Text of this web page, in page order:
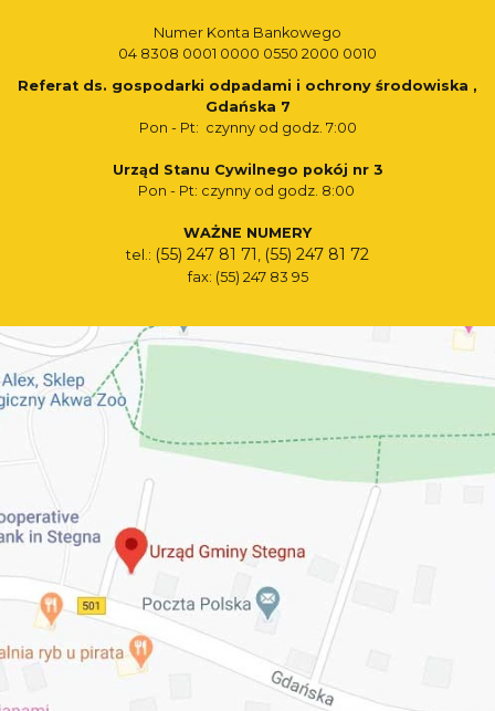
Numer Konta Bankowego
04 8308 0001 0000 0550 2000 0010
Referat ds. gospodarki odpadami i ochrony środowiska ,
Gdańska 7
Pon - Pt: czynny od godz. 7:00
Urząd Stanu Cywilnego pokój nr 3
Pon - Pt: czynny od godz. 8:00
WAŻNE NUMERY
tel.: (55) 247 81 71 , (55) 247 81 72
fax: (55) 247 83 95